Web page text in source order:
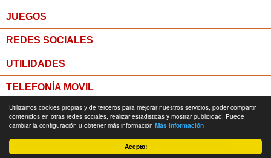
Acepto!
Utilizamos cookies propias y de terceros para mejorar nuestros servicios, poder compartir
contenidos en otras redes sociales, realizar estadisticas y mostrar publicidad. Puede
cambiar la configuración u obtener más información Más información
JUEGOS
REDES SOCIALES
UTILIDADES
TELEFONÍA MOVIL
MICROPOST
© Todos los derechos reservados -Política de Privacidad